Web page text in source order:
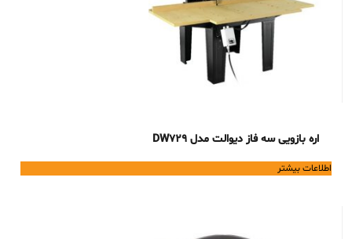
اره بازویی سه فاز دیوالت مدل DW729
اطلاعات بیشتر